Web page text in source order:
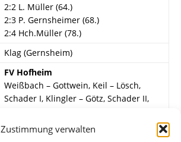
Zustimmung verwalten
2:2 L. Müller (64.)
2:3 P. Gernsheimer (68.)
2:4 Hch.Müller (78.)
Klag (Gernsheim)
FV Hofheim
Weißbach – Gottwein, Keil – Lösch,
Schader I, Klingler – Götz, Schader II,
Braun).